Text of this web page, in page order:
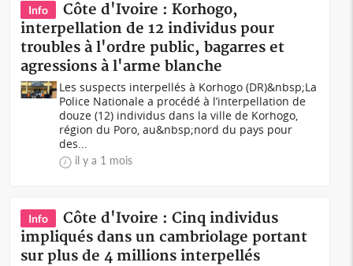
Info
Côte d'Ivoire : Korhogo,
interpellation de 12 individus pour
troubles à l'ordre public, bagarres et
agressions à l'arme blanche
Les suspects interpellés à Korhogo (DR)&nbsp;La
Police Nationale a procédé à l’interpellation de
douze (12) individus dans la ville de Korhogo,
région du Poro, au&nbsp;nord du pays pour
des...
il y a 1 mois
Info
Côte d'Ivoire : Cinq individus
impliqués dans un cambriolage portant
sur plus de 4 millions interpellés